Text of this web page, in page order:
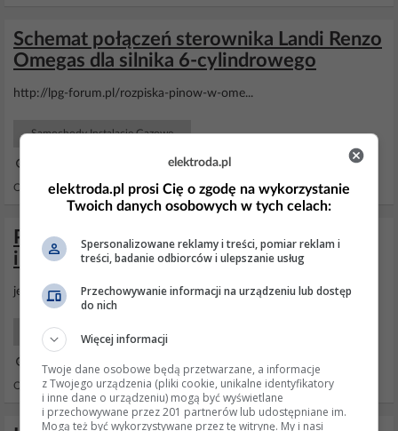
Schemat połączeń sterownika Landi Renzo
Omegas dla silnika 6-cylindrowego
http://lpg-forum.pl/rozpiska-pinow-w-ome...
Samochody Instalacje Gazowe
Odpowiedzi: 4 Wyświetleń: 3399
Program do Landi renzo LC02- fabryczna
inst dacia logan
jest to, czego szukasz. http://www.landiautogas.de/Landiautogas/...
Samochody Instalacje Gazowe
Odpowiedzi: 7 Wyświetleń: 9914
elektroda.pl
elektroda.pl prosi Cię o zgodę na wykorzystanie
Twoich danych osobowych w tych celach:
Spersonalizowane reklamy i treści, pomiar reklam i
treści, badanie odbiorców i ulepszanie usług
Przechowywanie informacji na urządzeniu lub dostęp
do nich
Więcej informacji
Twoje dane osobowe będą przetwarzane, a informacje
z Twojego urządzenia (pliki cookie, unikalne identyfikatory
i inne dane o urządzeniu) mogą być wyświetlane
i przechowywane przez 201 partnerów lub udostępniane im.
Mogą też być wykorzystywane przez tę witrynę. My i nasi